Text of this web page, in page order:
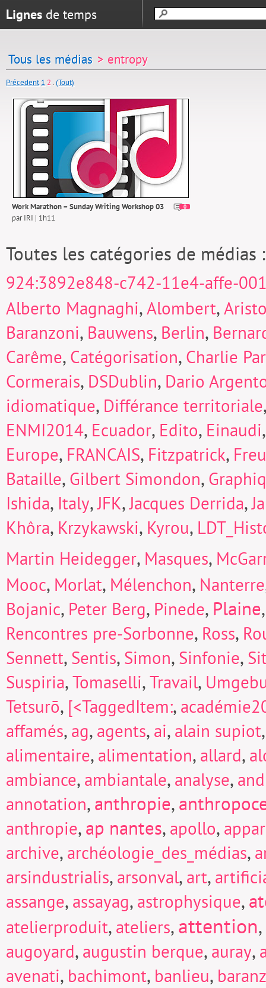
Lignes de temps
Tous les médias > entropy
Précedent 1 2 .(Tout)
0
Work Marathon – Sunday Writing Workshop 03
par IRI | 1h11
Toutes les catégories de médias
924:3892e848-c742-11e4-affe-
Alberto Magnaghi,Alombert,
Baranzoni, Bauwens, Berlin,
Carême, Catégorisation, Charlie
Cormerais, DSDublin, Dario
idiomatique, Différance territoriale
ENMI2014, Ecuador, Edito, Einaudi
Europe, FRANCAIS, Fitzpatrick,
Bataille, Gilbert Simondon,
Ishida, Italy,JFK,Jacques Derrida,
Khôra, Krzykawski, Kyrou,
Martin Heidegger, Masques,
Mooc, Morlat, Mélenchon, Nanterre
Bojanic, Peter Berg, Pinede, Plaine
Rencontres pre-Sorbonne, Ross,
Sennett, Sentis, Simon, Sinfonie,
Suspiria,Tomaselli,Travail,
Tetsurō, [<TaggedItem:,
affamés, ag, agents, ai, alain supiot
alimentaire, alimentation, allard,
ambiance, ambiantale, analyse,
annotation,anthropie,
anthropie,ap nantes, apollo,
archive, archéologie_des_médias,
arsindustrialis, arsonval, art,
assange, assayag, astrophysique,
atelierproduit, ateliers,attention,
augoyard, augustin berque, auray,
avenati, bachimont, banlieu,